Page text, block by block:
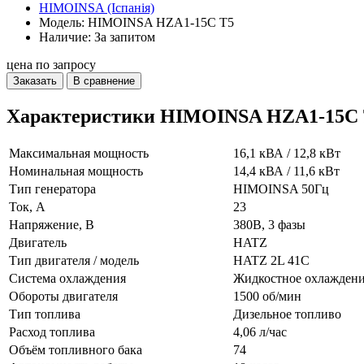
HIMOINSA (Іспанія)
Модель: HIMOINSA HZA1-15C T5
Наличие: За запитом
цена по запросу
Заказать В сравнение
Характеристики HIMOINSA HZA1-15C
Максимальная мощность
16,1 кВА / 12,8 кВт
Номинальная мощность
14,4 кВА / 11,6 кВт
Тип генератора
HIMOINSA 50Гц
Ток, А
23
Напряжение, В
380В, 3 фазы
Двигатель
HATZ
Тип двигателя / модель
HATZ 2L 41C
Система охлаждения
Жидкостное
Обороты двигателя
1500 об/мин
Тип топлива
Дизельное топливо
Расход топлива
4,06 л/час
Объём топливного бака
74